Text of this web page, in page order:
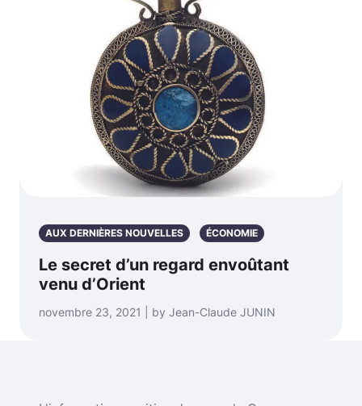
AUX DERNIÈRES NOUVELLES ÉCONOMIE
Le secret d’un regard envoûtant
venu d’Orient
novembre 23, 2021 | by Jean-Claude JUNIN